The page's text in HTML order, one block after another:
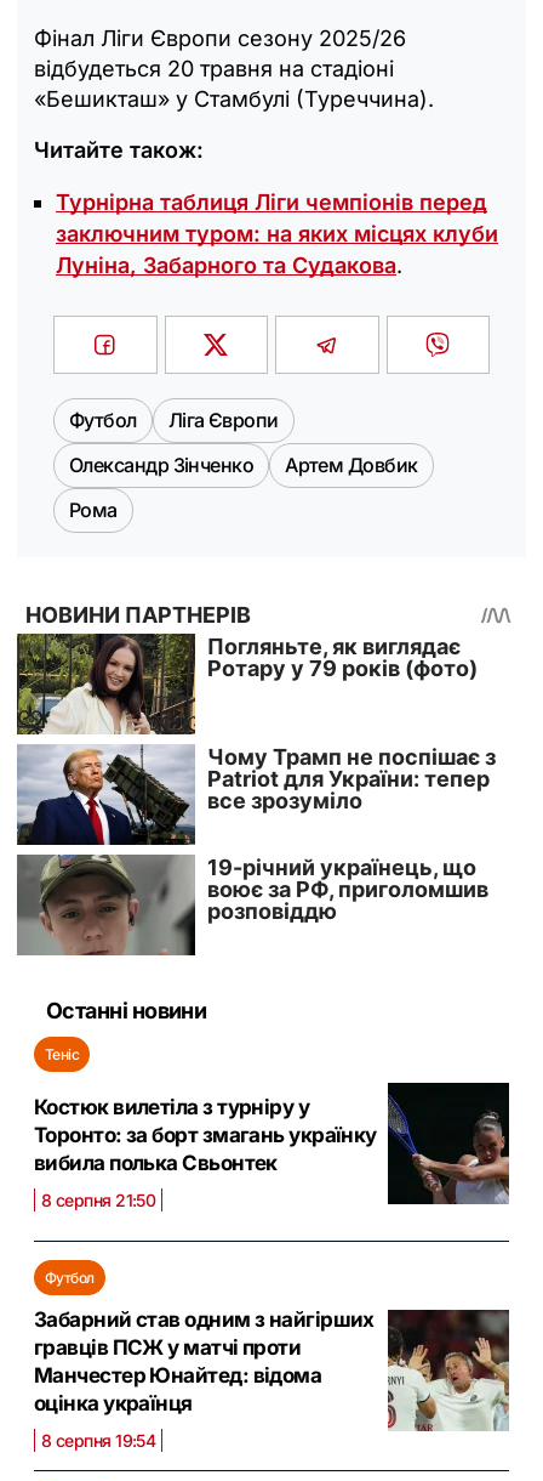
Фінал Ліги Європи сезону 2025/26
відбудеться 20 травня на стадіоні
«Бешикташ» у Стамбулі (Туреччина).
Читайте також:
Турнірна таблиця Ліги чемпіонів перед
заключним туром: на яких місцях клуби
Луніна, Забарного та Судакова.
Футбол
Ліга Європи
Олександр Зінченко
Артем Довбик
Рома
Останні новини
Теніс
Костюк вилетіла з турніру у
Торонто: за борт змагань українку
вибила полька Свьонтек
8 серпня 21:50
Футбол
Забарний став одним з найгірших
гравців ПСЖ у матчі проти
Манчестер Юнайтед: відома
оцінка українця
8 серпня 19:54